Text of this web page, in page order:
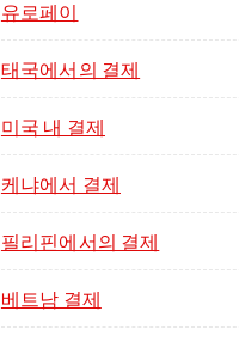
유로페이
태국에서의 결제
미국 내 결제
케냐에서 결제
필리핀에서의 결제
베트남 결제